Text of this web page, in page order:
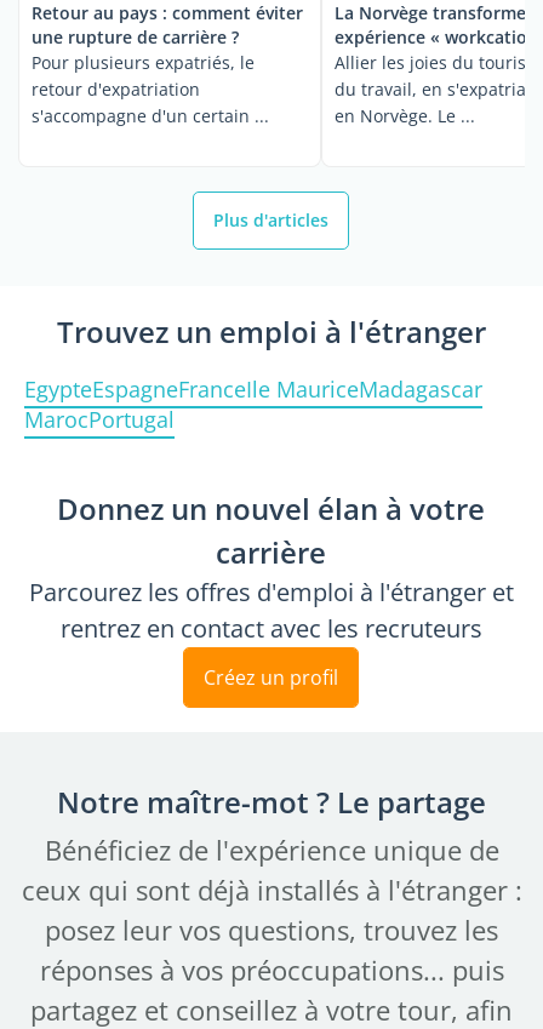
Retour au pays : comment éviter
une rupture de carrière ?
Pour plusieurs expatriés, le
retour d'expatriation
s'accompagne d'un certain ...
La Norvège transforme
expérience « workcation
Allier les joies du
du travail, en
en Norvège. Le ...
Plus d'articles
Trouvez un emploi à l'étranger
EgypteEspagneFranceIle MauriceMadagascar
MarocPortugal
Donnez un nouvel élan à votre
carrière
Parcourez les offres d'emploi à l'étranger et
rentrez en contact avec les recruteurs
Créez un profil
Notre maître-mot ? Le partage
Bénéficiez de l'expérience unique de
ceux qui sont déjà installés à l'étranger :
posez leur vos questions, trouvez les
réponses à vos préoccupations... puis
partagez et conseillez à votre tour, afin